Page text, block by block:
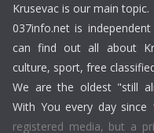
Krusevac is our main topic.
037info.net is
can find out all about
culture, sport, free
We are the oldest "still
With You every day since
registered media, but a